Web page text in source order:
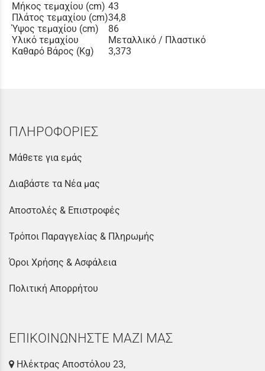
Μήκος τεμαχίου (cm) 43
Πλάτος τεμαχίου (cm)34,8
Ύψος τεμαχίου (cm)
86
Υλικό τεμαχίου
Μεταλλικό / Πλαστικό
Καθαρό Βάρος (Kg)
3,373
ΠΛΗΡΟΦΟΡΙΕΣ
Μάθετε για εμάς
Διαβάστε τα Νέα μας
Αποστολές & Επιστροφές
Τρόποι Παραγγελίας & Πληρωμής
Όροι Χρήσης & Ασφάλεια
Πολιτική Απορρήτου
ΕΠΙΚΟΙΝΩΝΗΣΤΕ ΜΑΖΙ ΜΑΣ
Ηλέκτρας Αποστόλου 23,